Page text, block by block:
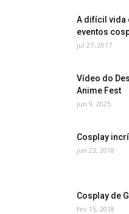
A difícil vida
eventos
jul 27, 2017
Vídeo do
Anime Fest
jun 9, 2025
Cosplay
jun 23, 2018
Cosplay de
fev 15, 2018